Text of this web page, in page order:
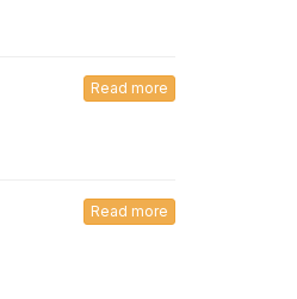
Read more
Read more